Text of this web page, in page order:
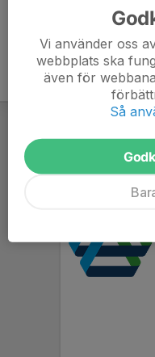
Vi använder oss
webbplats ska
även för
Så